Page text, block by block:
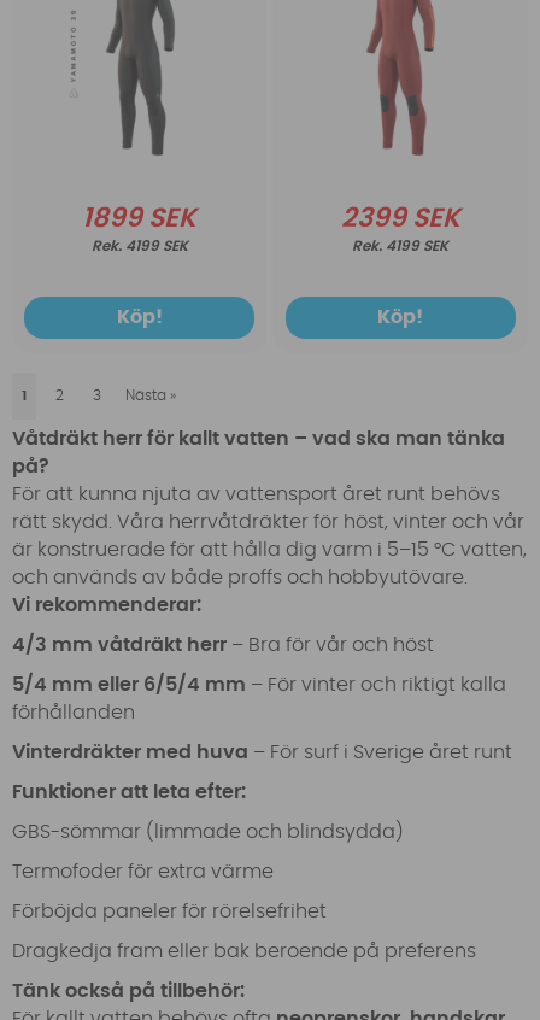
1899 SEK
4199 SEK
Köp!
2399 SEK
4199 SEK
Köp!
1 2 3 Nästa »
Våtdräkt herr för kallt vatten – vad ska man tänka
på?
För att kunna njuta av vattensport året runt behövs
rätt skydd. Våra herrvåtdräkter för höst, vinter och vår
är konstruerade för att hålla dig varm i 5–15 °C vatten,
och används av både proffs och hobbyutövare.
Vi rekommenderar:
4/3 mm våtdräkt herr – Bra för vår och höst
5/4 mm eller 6/5/4 mm – För vinter och riktigt kalla
förhållanden
Vinterdräkter med huva – För surf i Sverige året runt
Funktioner att leta efter:
GBS-sömmar (limmade och blindsydda)
Termofoder för extra värme
Förböjda paneler för rörelsefrihet
Dragkedja fram eller bak beroende på preferens
Tänk också på tillbehör: